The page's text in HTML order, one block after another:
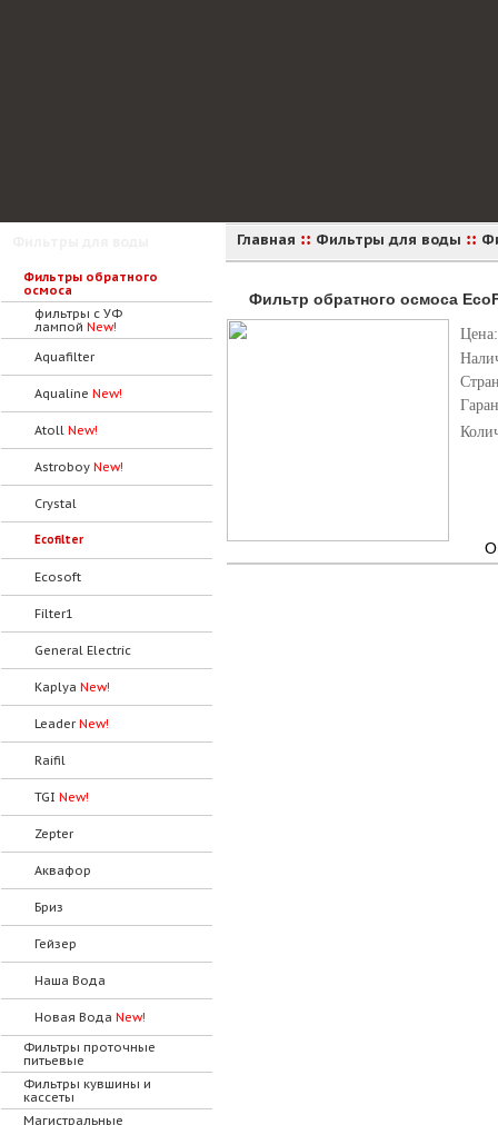
Фильтры обратного
осмоса
фильтры с УФ
лампой New!
Aquafilter
Aqualine New!
Atoll New!
Astroboy New!
Crystal
Ecofilter
Ecosoft
Filter1
General Electric
Kaplya New!
Leader New!
Raifil
TGI New!
Zepter
Аквафор
Бриз
Гейзер
Наша Вода
Новая Вода New!
Фильтры проточные
питьевые
Фильтры кувшины и
кассеты
Магистральные
Главная :: Фильтры для воды ::
Фильтр обратного осмоса
Цена: